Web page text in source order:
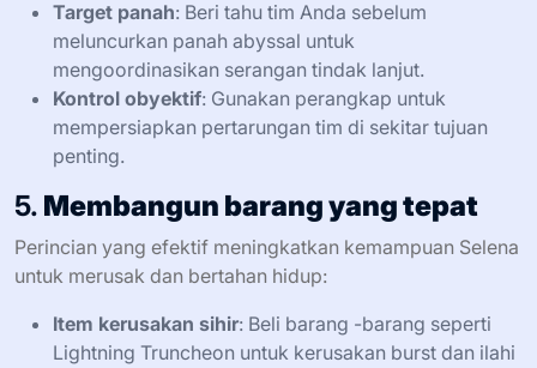
Target panah: Beri tahu tim Anda sebelum
meluncurkan panah abyssal untuk
mengoordinasikan serangan tindak lanjut.
Kontrol obyektif: Gunakan perangkap untuk
mempersiapkan pertarungan tim di sekitar tujuan
penting.
5. Membangun barang yang tepat
Perincian yang efektif meningkatkan kemampuan Selena
untuk merusak dan bertahan hidup:
Item kerusakan sihir: Beli barang -barang seperti
Lightning Truncheon untuk kerusakan burst dan ilahi